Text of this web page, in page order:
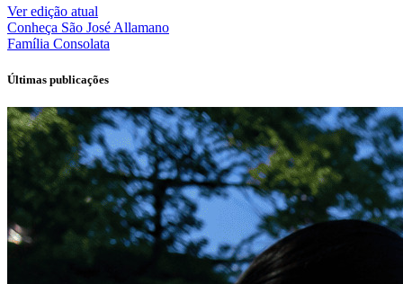
Ver edição atual
Conheça São José Allamano
Família Consolata
Últimas publicações